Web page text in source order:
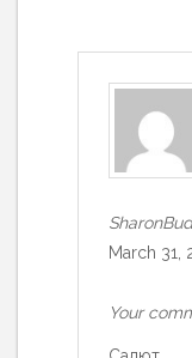
March 31,
Your